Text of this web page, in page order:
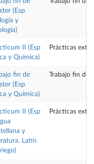
(Esp
y
II (Esp
y Química)
Prácticas
fin de
(Esp
y Química)
Trabajo fin de
II (Esp
y
Latín
Prácticas